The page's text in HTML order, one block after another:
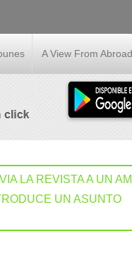
A View From Abroad
LA REVISTA A UN
UN ASUNTO